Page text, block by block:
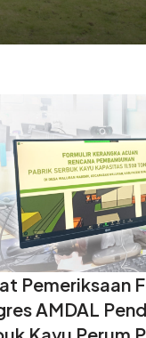
Pemeriksaan
AMDAL